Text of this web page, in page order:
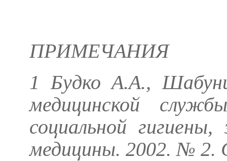
ПРИМЕЧАНИЯ
1 Будко А.А.,
медицинской
социальной
медицины. 2002. № 2.